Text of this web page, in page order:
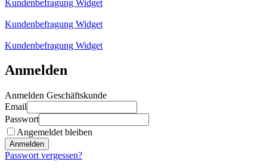
Kundenbefragung Widget
Kundenbefragung Widget
Kundenbefragung Widget
Anmelden
Anmelden Geschäftskunde
Email
Passwort
Angemeldet bleiben
Anmelden
Passwort vergessen?